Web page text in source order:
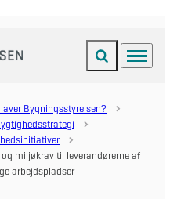
Fold søgefelt ud
Menu
Bygningsstyrelsen?
miljøkrav til leverandørerne af
arbejdspladser